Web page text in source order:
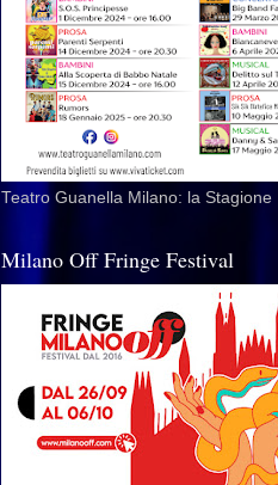
Teatro Guanella Milano: la Stagione
Milano Off Fringe Festival